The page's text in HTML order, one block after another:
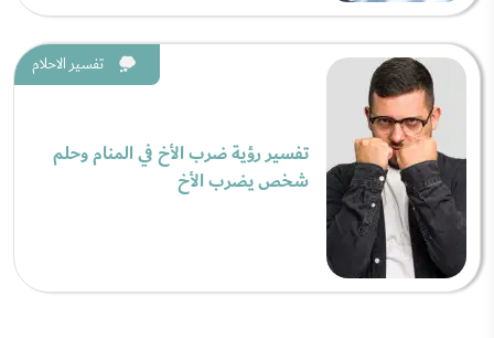
تفسير الاحلام
تفسير رؤية ضرب الأخ في المنام وحلم
شخص يضرب الأخ